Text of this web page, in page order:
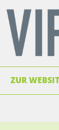
ZUR